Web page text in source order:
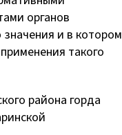
органов
и в котором
такого
района горда